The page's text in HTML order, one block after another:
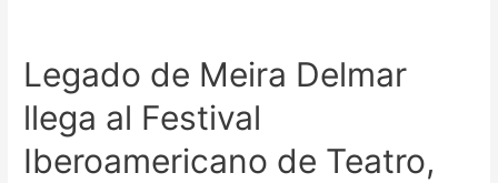
Legado de Meira Delmar
llega al Festival
Iberoamericano de Teatro,